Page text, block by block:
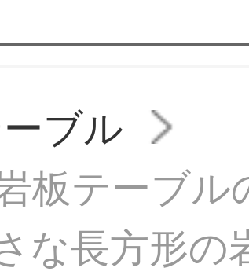
ブル
板テーブル
な長方形の